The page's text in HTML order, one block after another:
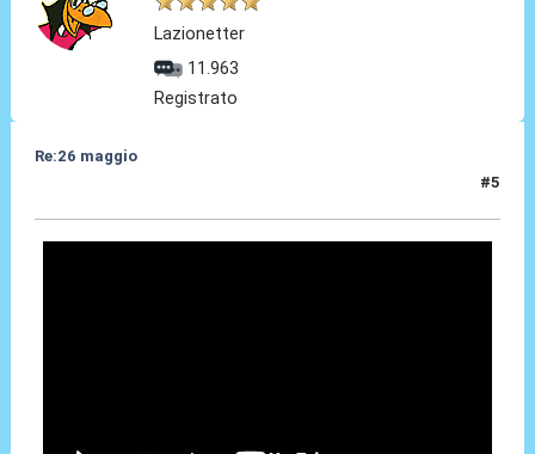
Lazionetter
11.963
Registrato
Re:26 maggio
#5